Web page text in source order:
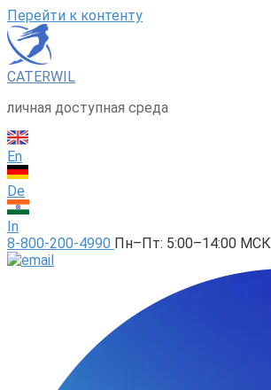
Перейти к контенту
CATERWIL
личная доступная среда
En
De
In
8-800-200-4990 Пн–Пт: 5:00–14:00 МСК